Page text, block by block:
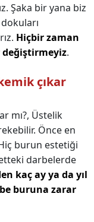
Şaka bir yana biz
Hiçbir zaman
.
çıkar
mı?, Üstelik
Önce en
burun estetiği
darbelerde
kaç ay ya da yıl
buruna zarar